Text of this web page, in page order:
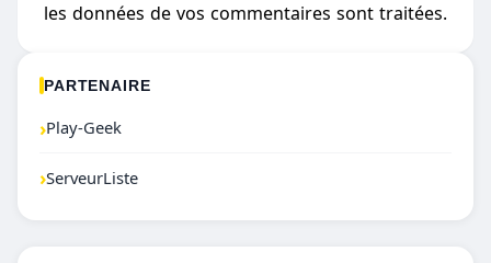
les données de vos commentaires sont traitées.
PARTENAIRE
›Play-Geek
›ServeurListe